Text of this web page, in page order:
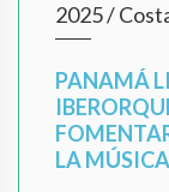
2025/
PANAMÁ
LA MÚSICA